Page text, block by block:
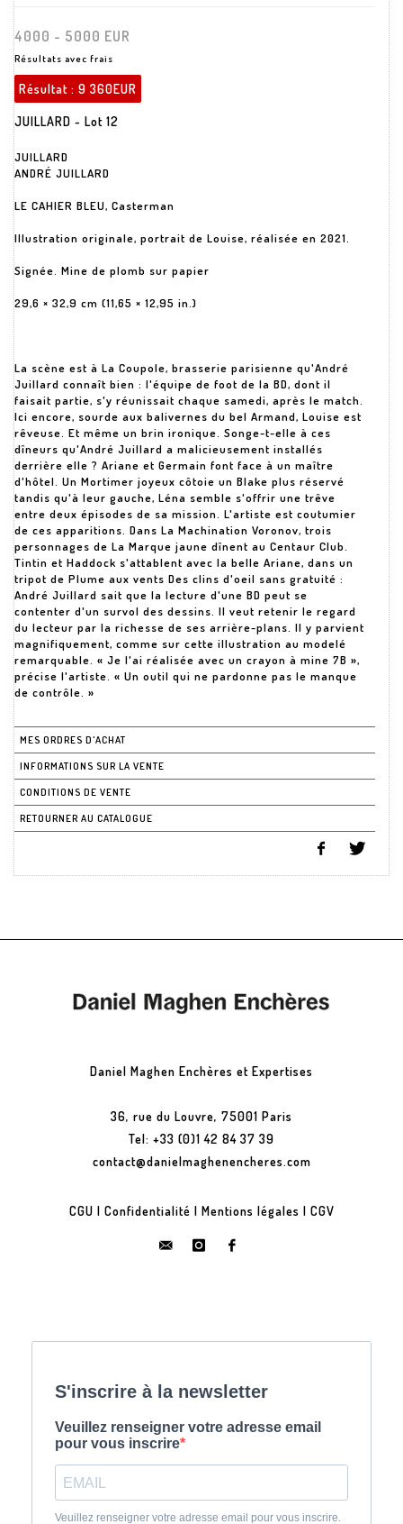
4000 - 5000 EUR
Résultats avec frais
Résultat : 9 360EUR
JUILLARD - Lot 12
JUILLARD
ANDRÉ JUILLARD
LE CAHIER BLEU, Casterman
Illustration originale, portrait de Louise, réalisée en 2021.
Signée. Mine de plomb sur papier
29,6 × 32,9 cm (11,65 × 12,95 in.)
La scène est à La Coupole, brasserie parisienne qu'André
Juillard connaît bien : l'équipe de foot de la BD, dont il
faisait partie, s'y réunissait chaque samedi, après le match.
Ici encore, sourde aux balivernes du bel Armand, Louise est
rêveuse. Et même un brin ironique. Songe-t-elle à ces
dîneurs qu'André Juillard a malicieusement installés
derrière elle ? Ariane et Germain font face à un maître
d'hôtel. Un Mortimer joyeux côtoie un Blake plus réservé
tandis qu'à leur gauche, Léna semble s'offrir une trêve
entre deux épisodes de sa mission. L'artiste est coutumier
de ces apparitions. Dans La Machination Voronov, trois
personnages de La Marque jaune dînent au Centaur Club.
Tintin et Haddock s'attablent avec la belle Ariane, dans un
tripot de Plume aux vents Des clins d'oeil sans gratuité :
André Juillard sait que la lecture d'une BD peut se
contenter d'un survol des dessins. Il veut retenir le regard
du lecteur par la richesse de ses arrière-plans. Il y parvient
magnifiquement, comme sur cette illustration au modelé
remarquable. « Je l'ai réalisée avec un crayon à mine 7B »,
précise l'artiste. « Un outil qui ne pardonne pas le manque
de contrôle. »
MES ORDRES D'ACHAT
INFORMATIONS SUR LA VENTE
CONDITIONS DE VENTE
RETOURNER AU CATALOGUE
Daniel Maghen Enchères et Expertises
36, rue du Louvre, 75001 Paris
Tel: +33 (0)1 42 84 37 39
contact@danielmaghenencheres.com
CGU | Confidentialité | Mentions légales | CGV